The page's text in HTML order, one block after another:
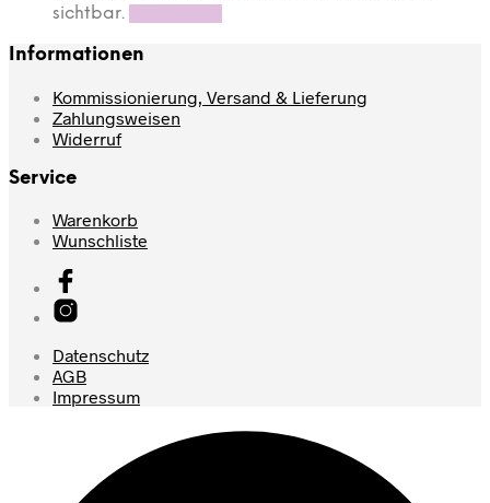
sichtbar.
Informationen
Kommissionierung, Versand & Lieferung
Zahlungsweisen
Widerruf
Service
Warenkorb
Wunschliste
Datenschutz
AGB
Impressum